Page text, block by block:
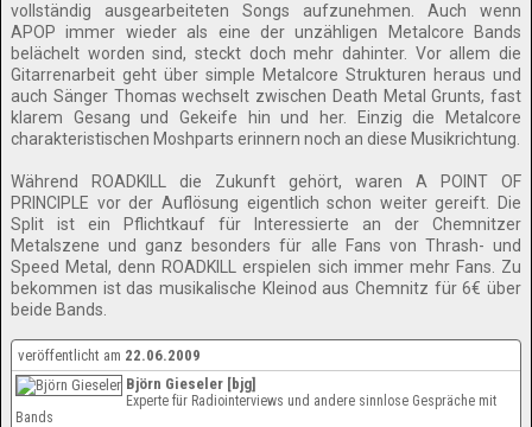
vollständig ausgearbeiteten Songs aufzunehmen. Auch wenn
APOP immer wieder als eine der unzähligen Metalcore Bands
belächelt worden sind, steckt doch mehr dahinter. Vor allem die
Gitarrenarbeit geht über simple Metalcore Strukturen heraus und
auch Sänger Thomas wechselt zwischen Death Metal Grunts, fast
klarem Gesang und Gekeife hin und her. Einzig die Metalcore
charakteristischen Moshparts erinnern noch an diese Musikrichtung.
Während ROADKILL die Zukunft gehört, waren A POINT OF
PRINCIPLE vor der Auflösung eigentlich schon weiter gereift. Die
Split ist ein Pflichtkauf für Interessierte an der Chemnitzer
Metalszene und ganz besonders für alle Fans von Thrash- und
Speed Metal, denn ROADKILL erspielen sich immer mehr Fans. Zu
bekommen ist das musikalische Kleinod aus Chemnitz für 6€ über
beide Bands.
veröffentlicht am 22.06.2009
Björn Gieseler [bjg]
Experte für Radiointerviews und andere sinnlose Gespräche mit
Bands